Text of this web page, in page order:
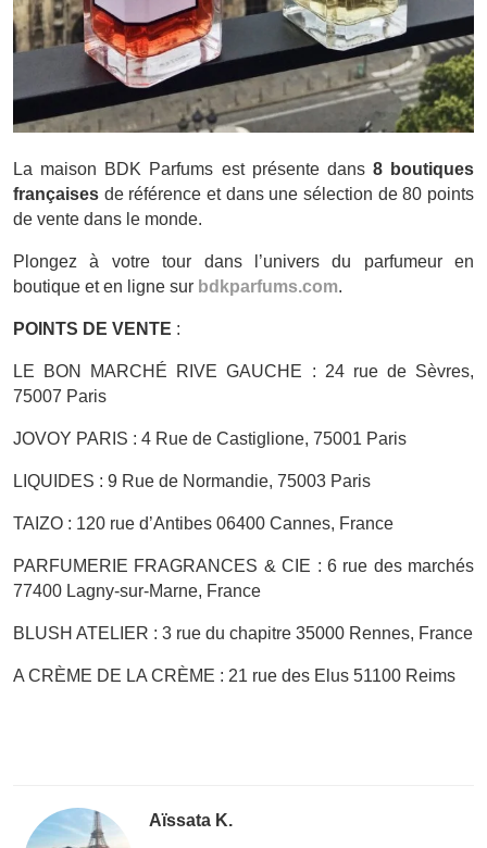
La maison BDK Parfums est présente dans 8 boutiques
françaises de référence et dans une sélection de 80 points
de vente dans le monde.
Plongez à votre tour dans l’univers du parfumeur en
boutique et en ligne sur bdkparfums.com.
POINTS DE VENTE :
LE BON MARCHÉ RIVE GAUCHE : 24 rue de Sèvres,
75007 Paris
JOVOY PARIS : 4 Rue de Castiglione, 75001 Paris
LIQUIDES : 9 Rue de Normandie, 75003 Paris
TAIZO : 120 rue d’Antibes 06400 Cannes, France
PARFUMERIE FRAGRANCES & CIE : 6 rue des marchés
77400 Lagny-sur-Marne, France
BLUSH ATELIER : 3 rue du chapitre 35000 Rennes, France
A CRÈME DE LA CRÈME : 21 rue des Elus 51100 Reims
Aïssata K.